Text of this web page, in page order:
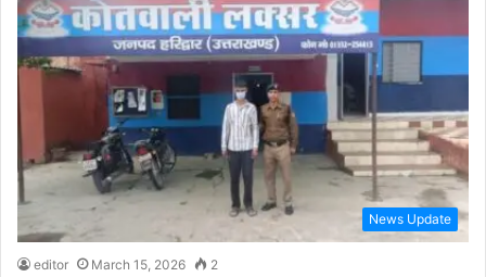
News Update
editor March 15, 2026 2